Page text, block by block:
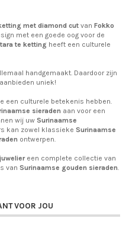
met diamond cut van Fokko
met een goede oog voor de
tara te ketting heeft een culturele
handgemaakt. Daardoor zijn
uniek!
een culturele betekenis hebben.
sieraden aan voor een
wij uw Surinaamse
kan zowel klassieke Surinaamse
ontwerpen.
een complete collectie van
van Surinaamse gouden sieraden.
VOOR JOU